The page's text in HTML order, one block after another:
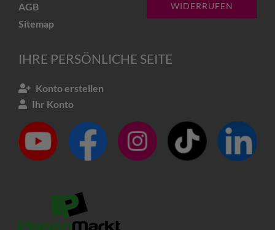
AGB
Sitemap
WIDERRUFEN
IHRE PERSÖNLICHE SEITE
Konto erstellen
Ihr Konto